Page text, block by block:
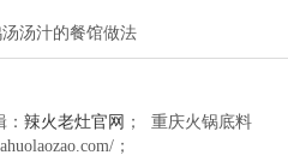
汤汁的餐馆做法
辣火老灶官网 ； 重庆火锅底料
；